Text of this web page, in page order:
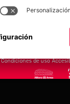
Allianz
Condiciones de uso